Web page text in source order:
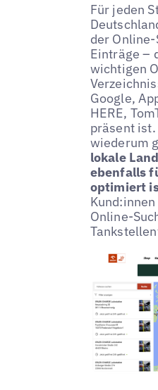
Für jeden
der
Einträge –
wichtigen
Google,
HERE,
präsent
wiederum
lokale
ebenfalls
optimiert
Online-